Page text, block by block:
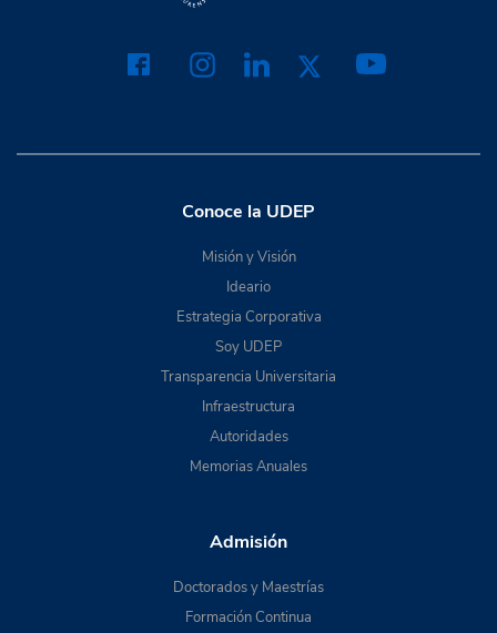
Conoce la UDEP
Misión y Visión
Ideario
Estrategia Corporativa
Soy UDEP
Transparencia Universitaria
Infraestructura
Autoridades
Memorias Anuales
Admisión
Doctorados y Maestrías
Formación Continua